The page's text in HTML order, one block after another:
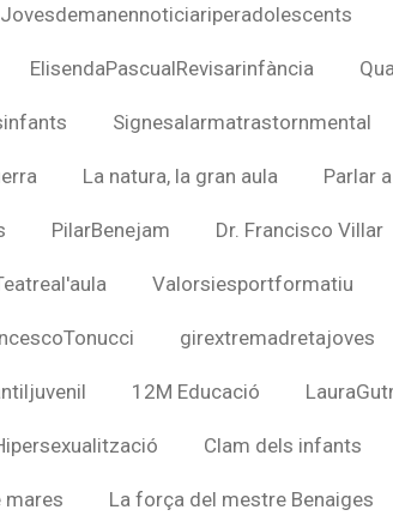
Jovesdemanennoticiariperadolescents
ElisendaPascualRevisarinfància
Signesalarmatrastornmental
La natura, la gran aula Parlar
PilarBenejam Dr. Francisco Villar
Valorsiesportformatiu
girextremadretajoves
12M Educació
Clam dels infants
mares La força del mestre Benaiges